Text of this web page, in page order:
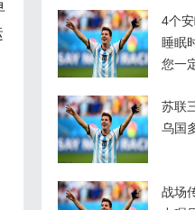
4个
睡眠
您一
苏联
乌国
战场